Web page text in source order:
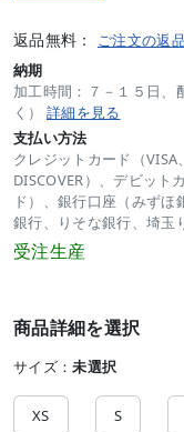
返品無料： ご注文の返
納期
加工時間：７－１５日
く） 詳細を見る
支払い方法
クレジットカード（VISA
DISCOVER）、デビット
ド）、銀行口座（みずほ
銀行、りそな銀行、埼玉
受注生産
商品詳細を選択
サイズ：未選択
XS S